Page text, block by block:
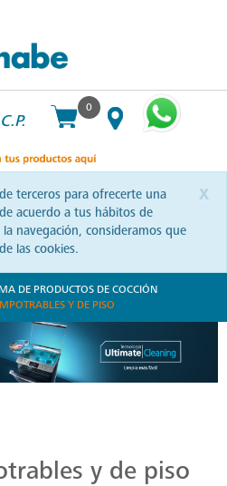
C.P.
0
x
terceros para ofrecerte una
acuerdo a tus hábitos de
navegación, consideramos que
las cookies.
DE PRODUCTOS DE COCCIÓN
Y DE PISO
y de piso